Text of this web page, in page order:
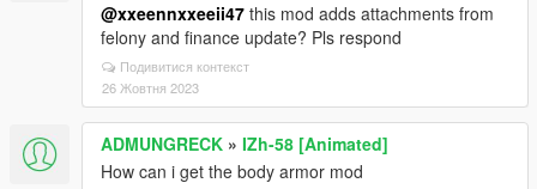
@xxeennxxeeii47 this mod adds attachments from
felony and finance update? Pls respond
Подивитися контекст
26 Жовтня 2023
ADMUNGRECK » IZh-58 [Animated]
How can i get the body armor mod